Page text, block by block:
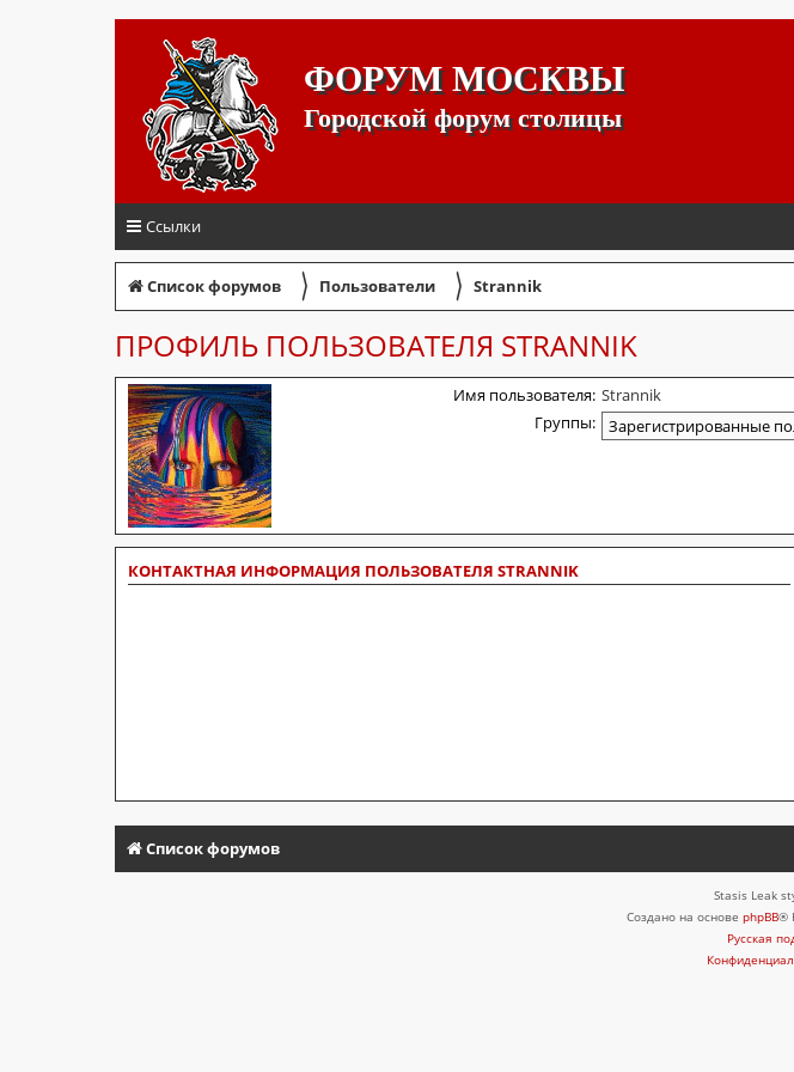
ФОРУМ МОСКВЫ
Городской форум столицы
Ссылки
Список форумов 〉 Пользователи 〉 Strannik
ПРОФИЛЬ ПОЛЬЗОВАТЕЛЯ STRANNIK
Имя пользователя: Strannik
Группы:
КОНТАКТНАЯ ИНФОРМАЦИЯ ПОЛЬЗОВАТЕЛЯ STRANNIK
Список форумов
Stasis Leak
Создано на основе phpBB®
Русская